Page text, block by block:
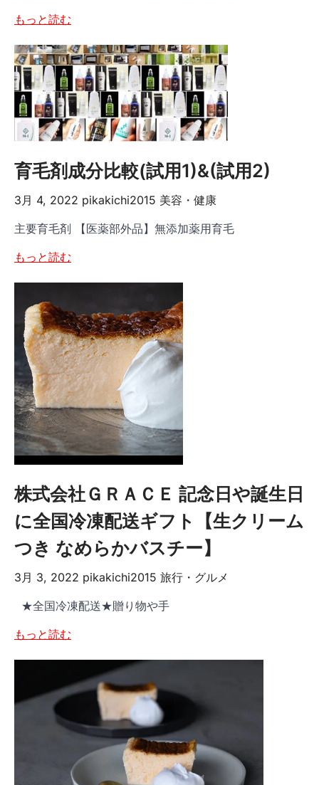
もっと読む
育毛剤成分比較(試用1)&(試用2)
3月 4, 2022 pikakichi2015 美容・健康
主要育毛剤 【医薬部外品】無添加薬用育毛
もっと読む
株式会社ＧＲＡＣＥ 記念日や誕生日
に全国冷凍配送ギフト【生クリーム
つき なめらかバスチー】
3月 3, 2022 pikakichi2015 旅行・グルメ
★全国冷凍配送★贈り物や手
もっと読む